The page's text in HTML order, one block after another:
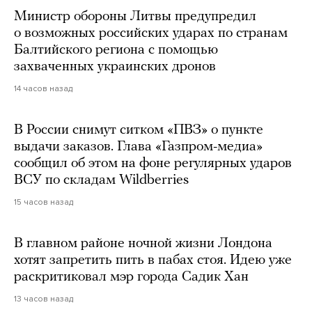
Министр обороны Литвы предупредил
о возможных российских ударах по странам
Балтийского региона с помощью
захваченных украинских дронов
14 часов назад
В России снимут ситком «ПВЗ» о пункте
выдачи заказов. Глава «Газпром-медиа»
сообщил об этом на фоне регулярных ударов
ВСУ по складам Wildberries
15 часов назад
В главном районе ночной жизни Лондона
хотят запретить пить в пабах стоя. Идею уже
раскритиковал мэр города Садик Хан
13 часов назад